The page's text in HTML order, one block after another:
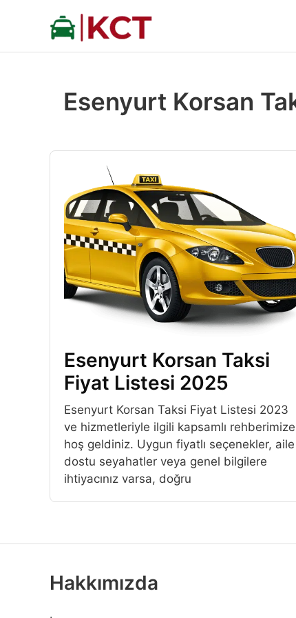
Esenyurt Korsan
Esenyurt Korsan Taksi
Fiyat Listesi 2025
Esenyurt Korsan Taksi Fiyat Listesi 2023
ve hizmetleriyle ilgili kapsamlı rehberimize
hoş geldiniz. Uygun fiyatlı seçenekler, aile
dostu seyahatler veya genel bilgilere
ihtiyacınız varsa, doğru
Hakkımızda